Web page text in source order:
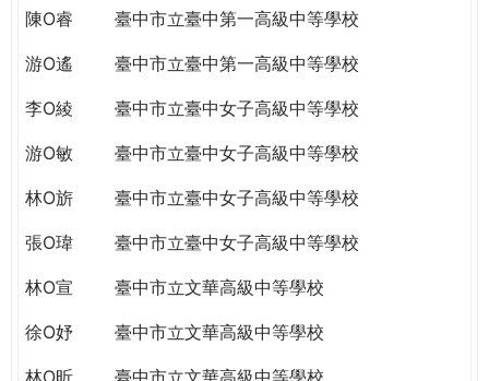
民。
WAGOR
TODAY
THE
陳O睿 臺中市立臺中第一高級中等學校
游O遙 臺中市立臺中第一高級中等學校
李O綾 臺中市立臺中女子高級中等學校
游O敏 臺中市立臺中女子高級中等學校
林O旂 臺中市立臺中女子高級中等學校
張O瑋 臺中市立臺中女子高級中等學校
林O宣 臺中市立文華高級中等學校
徐O妤 臺中市立文華高級中等學校
林O昕 臺中市立文華高級中等學校